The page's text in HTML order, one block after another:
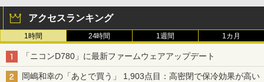
アクセスランキング
1時間 24時間 1週間 1カ月
「ニコンD780」に最新ファームウェアアップデート
岡嶋和幸の「あとで買う」 1,903点目：高密閉で保冷効果が高い